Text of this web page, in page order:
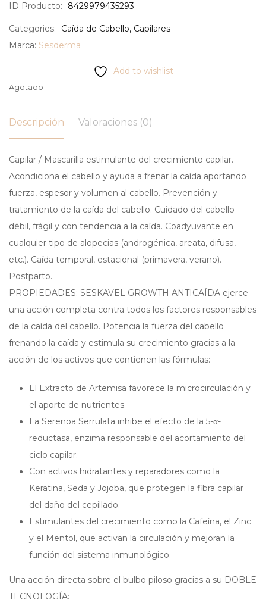
ID Producto: 8429979435293
Categories: Caída de Cabello, Capilares
Marca: Sesderma
Add to wishlist
Agotado
Descripción Valoraciones (0)
Capilar / Mascarilla estimulante del crecimiento capilar.
Acondiciona el cabello y ayuda a frenar la caída aportando
fuerza, espesor y volumen al cabello. Prevención y
tratamiento de la caída del cabello. Cuidado del cabello
débil, frágil y con tendencia a la caída. Coadyuvante en
cualquier tipo de alopecias (androgénica, areata, difusa,
etc.). Caída temporal, estacional (primavera, verano).
Postparto.
PROPIEDADES: SESKAVEL GROWTH ANTICAÍDA ejerce
una acción completa contra todos los factores responsables
de la caída del cabello. Potencia la fuerza del cabello
frenando la caída y estimula su crecimiento gracias a la
acción de los activos que contienen las fórmulas:
El Extracto de Artemisa favorece la microcirculación y
el aporte de nutrientes.
La Serenoa Serrulata inhibe el efecto de la 5-α-
reductasa, enzima responsable del acortamiento del
ciclo capilar.
Con activos hidratantes y reparadores como la
Keratina, Seda y Jojoba, que protegen la fibra capilar
del daño del cepillado.
Estimulantes del crecimiento como la Cafeína, el Zinc
y el Mentol, que activan la circulación y mejoran la
función del sistema inmunológico.
Una acción directa sobre el bulbo piloso gracias a su DOBLE
TECNOLOGÍA: